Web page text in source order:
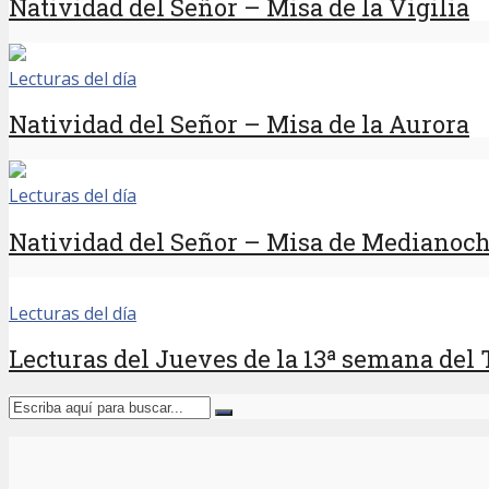
Natividad del Señor – Misa de la Vigilia
Lecturas del día
Natividad del Señor – Misa de la Aurora
Lecturas del día
Natividad del Señor – Misa de
Lecturas del día
Lecturas del Jueves de la 13ª semana del